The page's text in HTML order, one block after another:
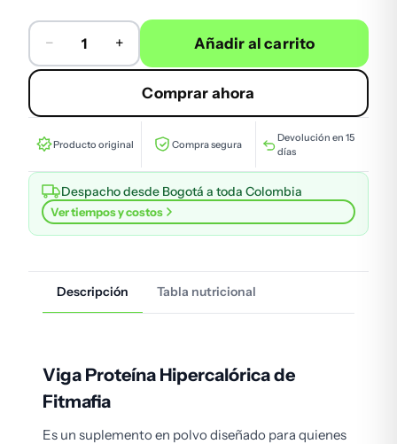
Viga Proteína, Fitmafia cantidad
− + Añadir al carrito
Comprar ahora
Producto original Compra segura
Devolución en 15
días
Despacho desde Bogotá a toda Colombia
Ver tiempos y costos
Descripción Tabla nutricional
Viga Proteína Hipercalórica de
Fitmafia
Es un suplemento en polvo diseñado para quienes